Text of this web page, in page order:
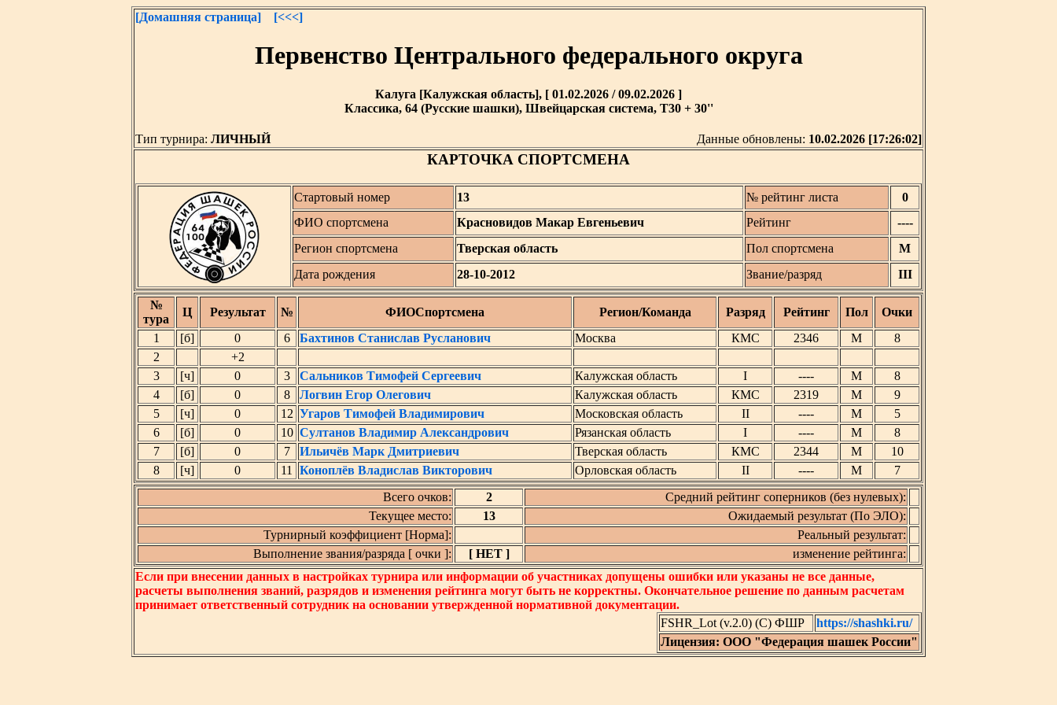
[Домашняя страница] [<<<]
Первенство Центрального федерального округа
Калуга [Калужская область], [ 01.02.2026 / 09.02.2026 ]
Классика, 64 (Русские шашки), Швейцарская система, T30 + 30''
Тип турнира: ЛИЧНЫЙ Данные обновлены: 10.02.2026 [17:26:02]
КАРТОЧКА СПОРТСМЕНА
Стартовый номер 13 № рейтинг листа
0
ФИО спортсмена
Красновидов Макар Евгеньевич Рейтинг
----
Регион спортсмена
Тверская область Пол спортсмена
М
Дата рождения
28-10-2012 Звание/разряд III
№
тура
Ц Результат № ФИОСпортсмена Регион/Команда Разряд Рейтинг Пол
Очки
1
[б] 0 6 Бахтинов Станислав Русланович Москва КМС 2346 М
8
2
+2
3
[ч] 0 3 Сальников Тимофей Сергеевич Калужская область I ---- М
8
4
[б] 0 8 Логвин Егор Олегович Калужская область КМС 2319 М
9
5
[ч] 0 12 Угаров Тимофей Владимирович Московская область II ---- М
5
6
[б] 0 10 Султанов Владимир Александрович Рязанская область I ---- М
8
7
[б] 0 7 Ильичёв Марк Дмитриевич Тверская область КМС 2344 М
10
8
[ч] 0 11 Коноплёв Владислав Викторович Орловская область II ---- М
7
Всего очков:
2
Средний рейтинг соперников (без нулевых):
Текущее место:
13
Ожидаемый результат (По ЭЛО):
Турнирный коэффициент [Норма]:
Реальный результат:
Выполнение звания/разряда [ очки ]:
[ НЕТ ]
изменение рейтинга:
Если при внесении данных в настройках турнира или информации об участниках допущены ошибки или указаны не все данные,
расчеты выполнения званий, разрядов и изменения рейтинга могут быть не корректны. Окончательное решение по данным расчетам
принимает ответственный сотрудник на основании утвержденной нормативной документации.
FSHR_Lot (v.2.0) (C) ФШР
https://shashki.ru/
Лицензия: ООО "Федерация шашек России"